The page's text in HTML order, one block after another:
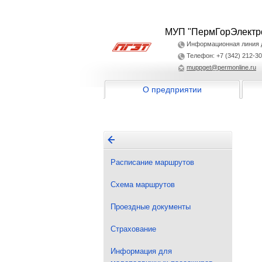
МУП
Информационная линия
Телефон: +7 (342) 212-
muppget@permonline.ru
О предприятии
Расписание маршрутов
Схема маршрутов
Проездные документы
Страхование
Информация для